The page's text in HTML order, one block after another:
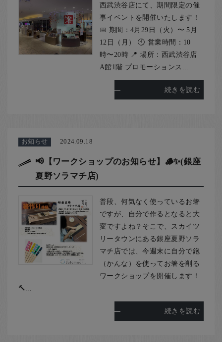
西武渋谷店にて、期間限定の催
事イベントを開催いたします！
📅 期間：4月29日（火）〜 5月
12日（月） 🕙 営業時間：10
時〜20時 📍 場所：西武渋谷店
A館1階 プロモーションス...
続きを読む
お知らせ 2024.09.18
📢【ワークショップのお知らせ】🪵✨(銀座
夏野ソラマチ店)
普段、何気なく使っているお箸
ですが、自分で作るとなると大
変ですよね？そこで、スカイツ
リータウンにある銀座夏野ソラ
マチ店では、今週末に自分で鉋
（かんな）を使ってお箸を削る
ワークショップを開催します！
🔨...
続きを読む